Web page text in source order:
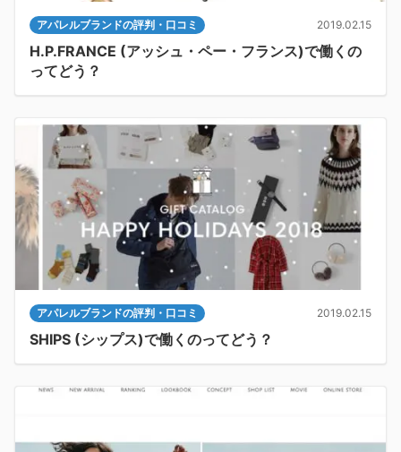
アパレルブランドの評判・口コミ 2019.02.15
H.P.FRANCE (アッシュ・ペー・フランス)で働くの
ってどう？
アパレルブランドの評判・口コミ 2019.02.15
SHIPS (シップス)で働くのってどう？